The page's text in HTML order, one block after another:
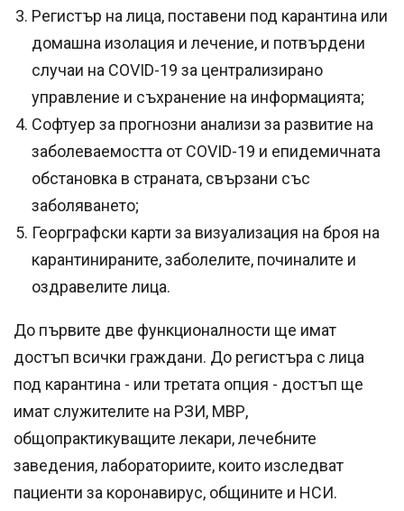
Регистър на лица, поставени под карантина или
домашна изолация и лечение, и потвърдени
случаи на COVID-19 за централизирано
управление и съхранение на информацията;
Софтуер за прогнозни анализи за развитие на
заболеваемостта от COVID-19 и епидемичната
обстановка в страната, свързани със
заболяването;
Георграфски карти за визуализация на броя на
карантинираните, заболелите, починалите и
оздравелите лица.
До първите две функционалности ще имат
достъп всички граждани. До регистъра с лица
под карантина - или третата опция - достъп ще
имат служителите на РЗИ, МВР,
общопрактикуващите лекари, лечебните
заведения, лабораториите, които изследват
пациенти за коронавирус, общините и НСИ.